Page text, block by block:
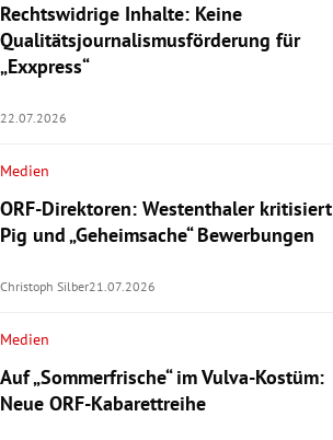
Rechtswidrige Inhalte: Keine
Qualitätsjournalismusförderung für
„Exxpress“
22.07.2026
Medien
ORF-Direktoren: Westenthaler kritisiert
Pig und „Geheimsache“ Bewerbungen
Christoph Silber21.07.2026
Medien
Auf „Sommerfrische“ im Vulva-Kostüm:
Neue ORF-Kabarettreihe